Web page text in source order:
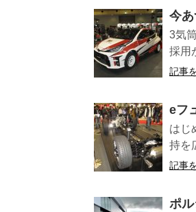
今あ
3気
採用
記事
eフ
はじ
持を
記事
ポ